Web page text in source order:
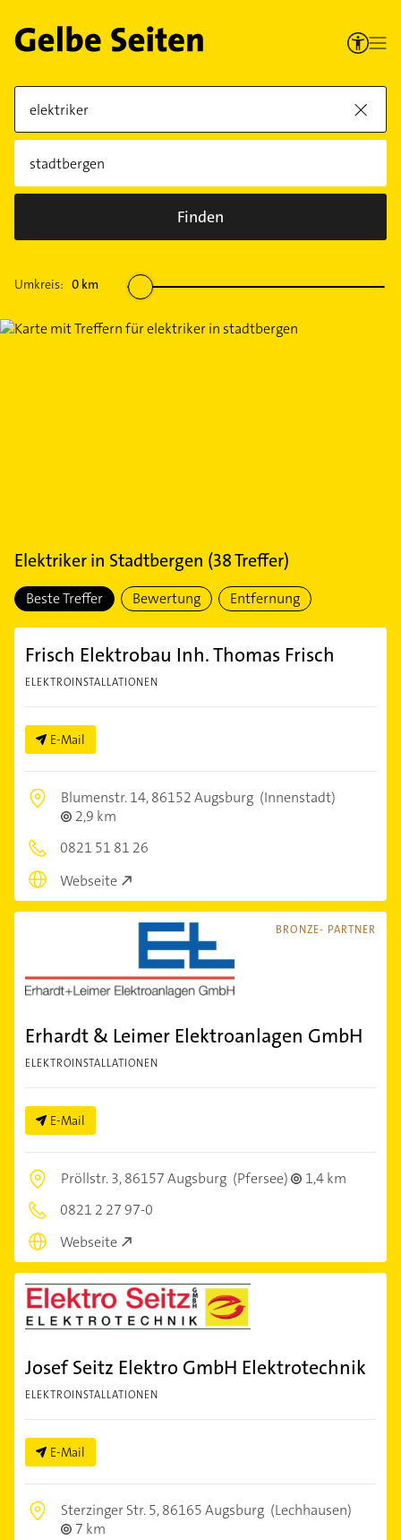
Finden
Umkreis: 0 km
Elektrikerin Stadtbergen (38Treffer)
Beste Treffer Bewertung Entfernung
Frisch Elektrobau Inh. Thomas Frisch
ELEKTROINSTALLATIONEN
E-Mail
Blumenstr. 14,86152 Augsburg (Innenstadt)
2,9 km
0821 51 81 26
Webseite
BRONZE- PARTNER
Erhardt & Leimer Elektroanlagen GmbH
ELEKTROINSTALLATIONEN
E-Mail
Pröllstr. 3,86157 Augsburg (Pfersee)
1,4 km
0821 2 27 97-0
Webseite
Josef Seitz Elektro GmbH Elektrotechnik
ELEKTROINSTALLATIONEN
E-Mail
Sterzinger Str. 5,86165 Augsburg (Lechhausen)
7 km